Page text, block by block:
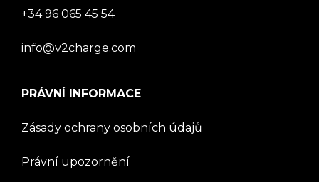
+34 96 065 45 54
info@v2charge.com
PRÁVNÍ INFORMACE
Zásady ochrany osobních údajů
Právní upozornění